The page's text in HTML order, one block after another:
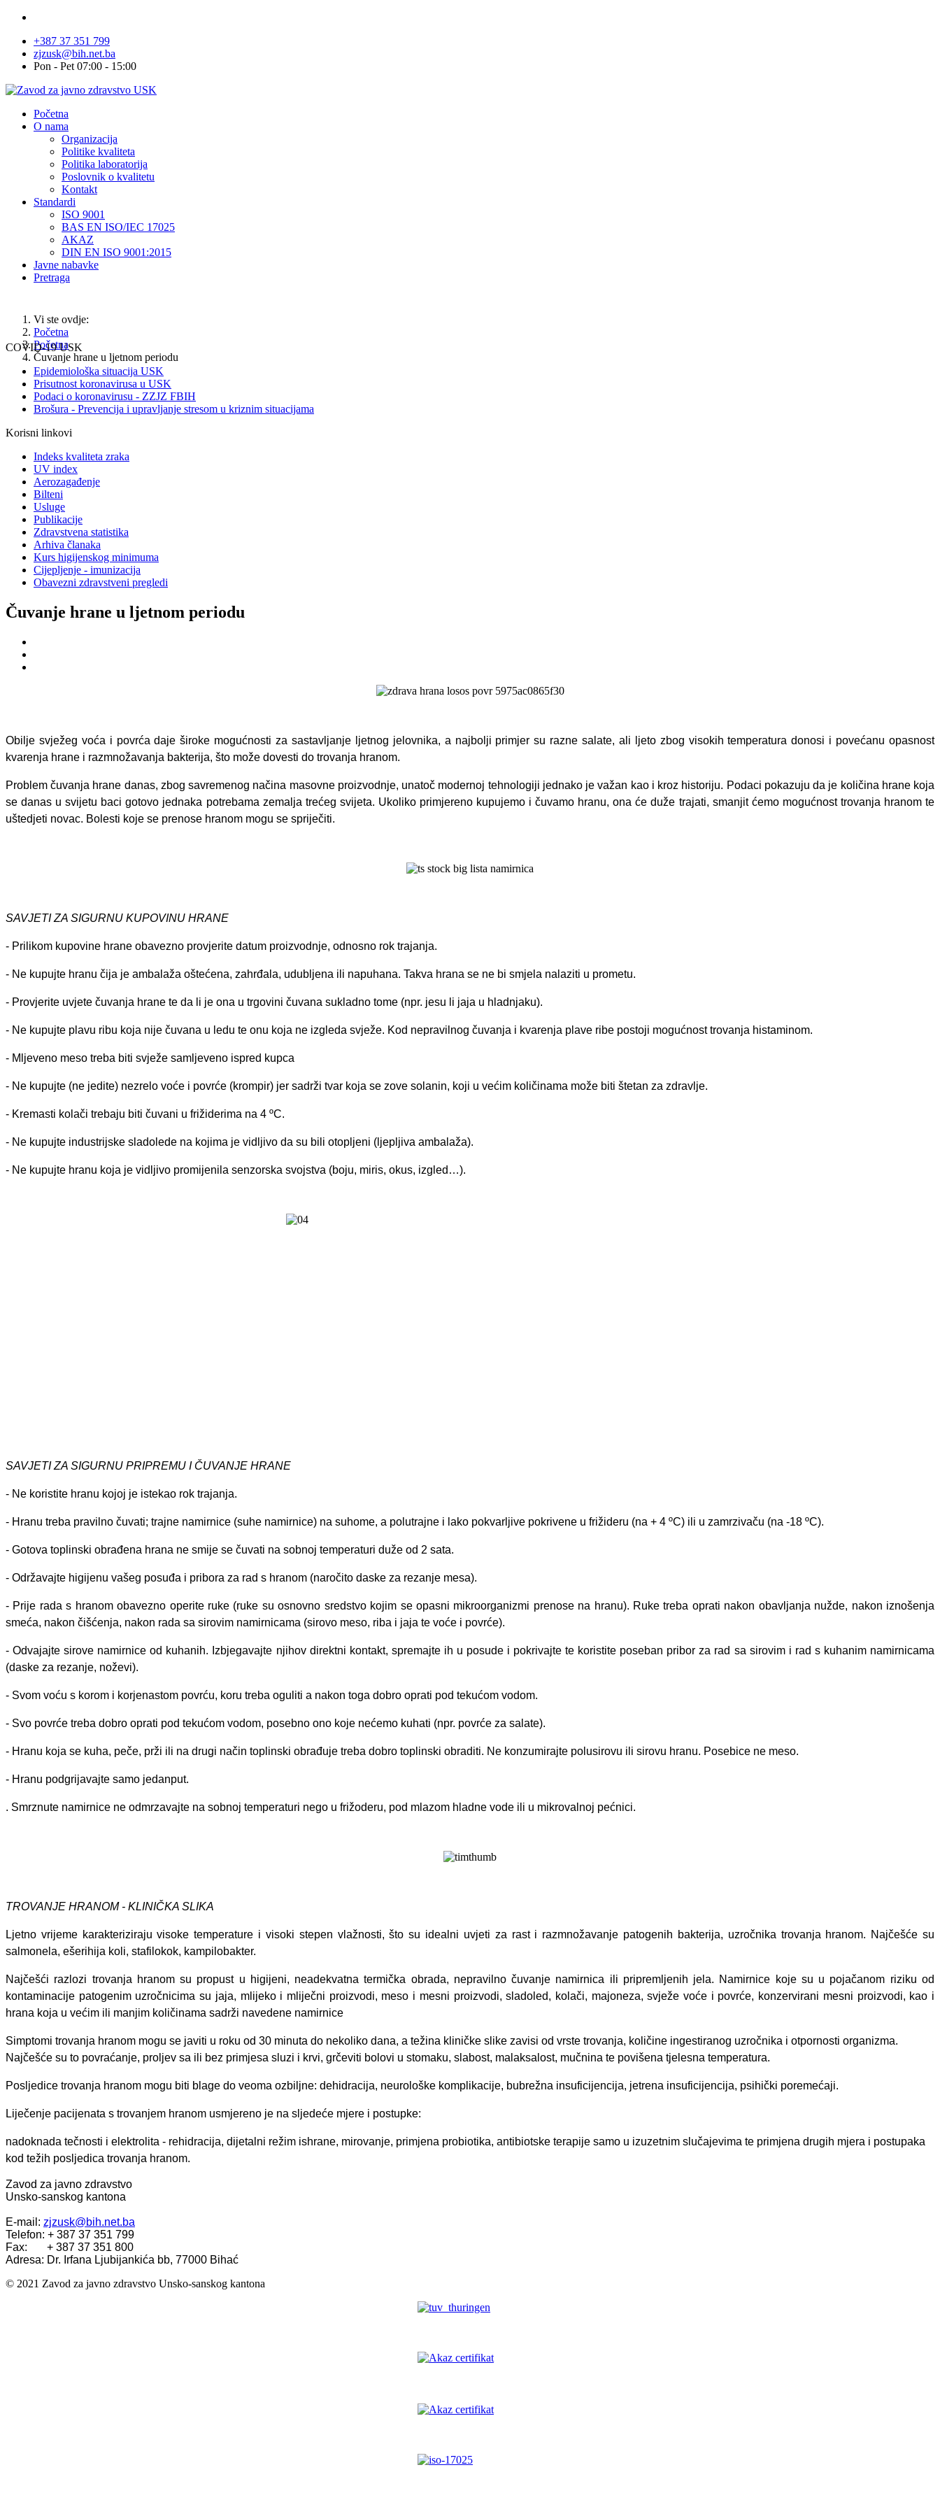
+387 37 351 799
zjzusk@bih.net.ba
Pon - Pet 07:00 - 15:00
Početna
O nama
Organizacija
Politike kvaliteta
Politika laboratorija
Poslovnik o kvalitetu
Kontakt
Standardi
ISO 9001
BAS EN ISO/IEC 17025
AKAZ
DIN EN ISO 9001:2015
Javne nabavke
Pretraga
Vi ste ovdje:
Početna
Početna
Čuvanje hrane u ljetnom periodu
COVID-19 USK
Epidemiološka situacija USK
Prisutnost koronavirusa u USK
Podaci o koronavirusu - ZZJZ FBIH
Brošura - Prevencija i upravljanje stresom u kriznim situacijama
Korisni linkovi
Indeks kvaliteta zraka
UV index
Aerozagađenje
Bilteni
Usluge
Publikacije
Zdravstvena statistika
Arhiva članaka
Kurs higijenskog minimuma
Cijepljenje - imunizacija
Obavezni zdravstveni pregledi
Čuvanje hrane u ljetnom periodu
Obilje svježeg voća i povrća daje široke mogućnosti za sastavljanje ljetnog jelovnika, a najbolji primjer su razne salate, ali ljeto zbog visokih temperatura donosi i povećanu opasnost
kvarenja hrane i razmnožavanja bakterija, što može dovesti do trovanja hranom.
Problem čuvanja hrane danas, zbog savremenog načina masovne proizvodnje, unatoč modernoj tehnologiji jednako je važan kao i kroz historiju. Podaci pokazuju da je količina hrane koja
se danas u svijetu baci gotovo jednaka potrebama zemalja trećeg svijeta. Ukoliko primjereno kupujemo i čuvamo hranu, ona će duže trajati, smanjit ćemo mogućnost trovanja hranom te
uštedjeti novac. Bolesti koje se prenose hranom mogu se spriječiti.
SAVJETI ZA SIGURNU KUPOVINU HRANE
- Prilikom kupovine hrane obavezno provjerite datum proizvodnje, odnosno rok trajanja.
- Ne kupujte hranu čija je ambalaža oštećena, zahrđala, udubljena ili napuhana. Takva hrana se ne bi smjela nalaziti u prometu.
- Provjerite uvjete čuvanja hrane te da li je ona u trgovini čuvana sukladno tome (npr. jesu li jaja u hladnjaku).
- Ne kupujte plavu ribu koja nije čuvana u ledu te onu koja ne izgleda svježe. Kod nepravilnog čuvanja i kvarenja plave ribe postoji mogućnost trovanja histaminom.
- Mljeveno meso treba biti svježe samljeveno ispred kupca
- Ne kupujte (ne jedite) nezrelo voće i povrće (krompir) jer sadrži tvar koja se zove solanin, koji u većim količinama može biti štetan za zdravlje.
- Kremasti kolači trebaju biti čuvani u frižiderima na 4 ºC.
- Ne kupujte industrijske sladolede na kojima je vidljivo da su bili otopljeni (ljepljiva ambalaža).
- Ne kupujte hranu koja je vidljivo promijenila senzorska svojstva (boju, miris, okus, izgled…).
SAVJETI ZA SIGURNU PRIPREMU I ČUVANJE HRANE
- Ne koristite hranu kojoj je istekao rok trajanja.
- Hranu treba pravilno čuvati; trajne namirnice (suhe namirnice) na suhome, a polutrajne i lako pokvarljive pokrivene u frižideru (na + 4 ºC) ili u zamrzivaču (na -18 ºC).
- Gotova toplinski obrađena hrana ne smije se čuvati na sobnoj temperaturi duže od 2 sata.
- Održavajte higijenu vašeg posuđa i pribora za rad s hranom (naročito daske za rezanje mesa).
- Prije rada s hranom obavezno operite ruke (ruke su osnovno sredstvo kojim se opasni mikroorganizmi prenose na hranu). Ruke treba oprati nakon obavljanja nužde, nakon iznošenja
smeća, nakon čišćenja, nakon rada sa sirovim namirnicama (sirovo meso, riba i jaja te voće i povrće).
- Odvajajte sirove namirnice od kuhanih. Izbjegavajte njihov direktni kontakt, spremajte ih u posude i pokrivajte te koristite poseban pribor za rad sa sirovim i rad s kuhanim namirnicama
(daske za rezanje, noževi).
- Svom voću s korom i korjenastom povrću, koru treba oguliti a nakon toga dobro oprati pod tekućom vodom.
- Svo povrće treba dobro oprati pod tekućom vodom, posebno ono koje nećemo kuhati (npr. povrće za salate).
- Hranu koja se kuha, peče, prži ili na drugi način toplinski obrađuje treba dobro toplinski obraditi. Ne konzumirajte polusirovu ili sirovu hranu. Posebice ne meso.
- Hranu podgrijavajte samo jedanput.
. Smrznute namirnice ne odmrzavajte na sobnoj temperaturi nego u frižoderu, pod mlazom hladne vode ili u mikrovalnoj pećnici.
TROVANJE HRANOM - KLINIČKA SLIKA
Ljetno vrijeme karakteriziraju visoke temperature i visoki stepen vlažnosti, što su idealni uvjeti za rast i razmnožavanje patogenih bakterija, uzročnika trovanja hranom. Najčešće su
salmonela, ešerihija koli, stafilokok, kampilobakter.
Najčešći razlozi trovanja hranom su propust u higijeni, neadekvatna termička obrada, nepravilno čuvanje namirnica ili pripremljenih jela. Namirnice koje su u pojačanom riziku od
kontaminacije patogenim uzročnicima su jaja, mlijeko i mliječni proizvodi, meso i mesni proizvodi, sladoled, kolači, majoneza, svježe voće i povrće, konzervirani mesni proizvodi, kao i
hrana koja u većim ili manjim količinama sadrži navedene namirnice
Simptomi trovanja hranom mogu se javiti u roku od 30 minuta do nekoliko dana, a težina kliničke slike zavisi od vrste trovanja, količine ingestiranog uzročnika i otpornosti organizma.
Najčešće su to povraćanje, proljev sa ili bez primjesa sluzi i krvi, grčeviti bolovi u stomaku, slabost, malaksalost, mučnina te povišena tjelesna temperatura.
Posljedice trovanja hranom mogu biti blage do veoma ozbiljne: dehidracija, neurološke komplikacije, bubrežna insuficijencija, jetrena insuficijencija, psihički poremećaji.
Liječenje pacijenata s trovanjem hranom usmjereno je na sljedeće mjere i postupke:
nadoknada tečnosti i elektrolita - rehidracija, dijetalni režim ishrane, mirovanje, primjena probiotika, antibiotske terapije samo u izuzetnim slučajevima te primjena drugih mjera i postupaka
kod težih posljedica trovanja hranom.
Zavod za javno zdravstvo
Unsko-sanskog kantona
E-mail: zjzusk@bih.net.ba
Telefon: + 387 37 351 799
Fax: + 387 37 351 800
Adresa: Dr. Irfana Ljubijankića bb, 77000 Bihać
© 2021 Zavod za javno zdravstvo Unsko-sanskog kantona